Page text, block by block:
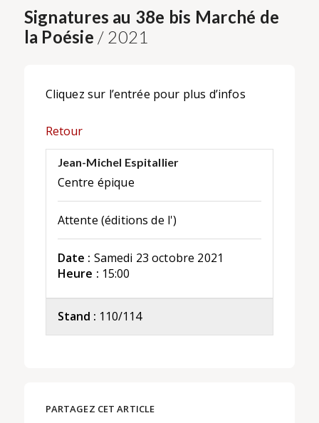
Signatures au 38e bis Marché de
la Poésie / 2021
Cliquez sur l’entrée pour plus d’infos
Retour
Jean-Michel Espitallier
Centre épique
Attente (éditions de l')
Date : Samedi 23 octobre 2021
Heure : 15:00
Stand : 110/114
PARTAGEZ CET ARTICLE